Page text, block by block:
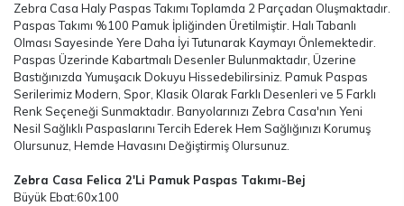
Zebra Casa Haly Paspas Takımı Toplamda 2 Parçadan Oluşmaktadır.
Paspas Takımı %100 Pamuk İpliğinden Üretilmiştir. Halı Tabanlı
Olması Sayesinde Yere Daha İyi Tutunarak Kaymayı Önlemektedir.
Paspas Üzerinde Kabartmalı Desenler Bulunmaktadır, Üzerine
Bastığınızda Yumuşacık Dokuyu Hissedebilirsiniz. Pamuk Paspas
Serilerimiz Modern, Spor, Klasik Olarak Farklı Desenleri ve 5 Farklı
Renk Seçeneği Sunmaktadır. Banyolarınızı Zebra Casa'nın Yeni
Nesil Sağlıklı Paspaslarını Tercih Ederek Hem Sağlığınızı Korumuş
Olursunuz, Hemde Havasını Değiştirmiş Olursunuz.
Zebra Casa Felica 2'Li Pamuk Paspas Takımı-Bej
Büyük Ebat:60x100